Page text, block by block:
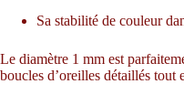
Sa stabilité de couleur
Le diamètre 1 mm est
boucles d’oreilles détaillés tout